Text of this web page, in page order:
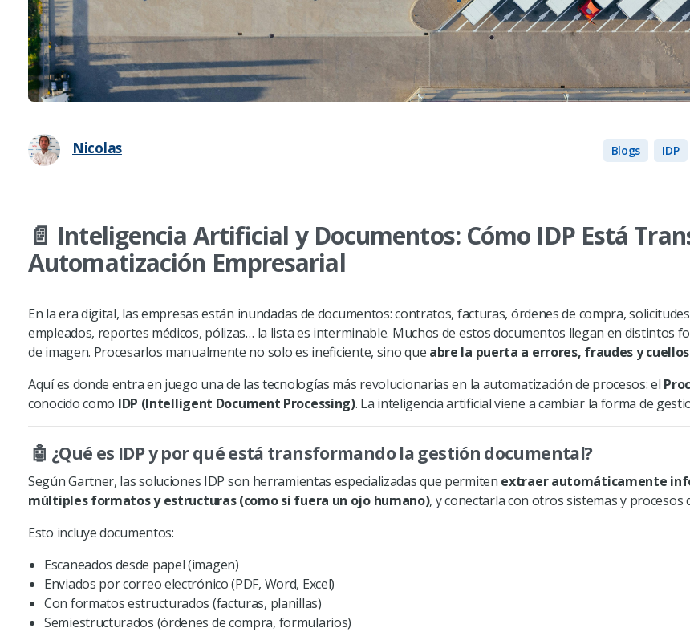
Nicolas Blogs IDP
📄 Inteligencia Artificial y Documentos: Cómo IDPEstá
Automatización Empresarial
En la era digital, las empresas están inundadas de documentos: contratos, facturas, órdenes de compra,
empleados, reportes médicos, pólizas… la lista es interminable. Muchos de estos documentos llegan en distintos
de imagen. Procesarlos manualmente no solo es ineficiente, sino que abre la puerta a errores, fraudes y
Aquí es donde entra en juego una de las tecnologías más revolucionarias en la automatización de procesos: el
conocido como IDP (Intelligent Document Processing). La inteligencia artificial viene a cambiar la forma de
🤖 ¿Qué es IDPy por qué está transformando la gestión documental?
Según Gartner, las soluciones IDP son herramientas especializadas que permiten extraer automáticamente
múltiples formatos y estructuras (como si fuera un ojo humano), y conectarla con otros sistemas y procesos
Esto incluye documentos:
Escaneados desde papel (imagen)
Enviados por correo electrónico (PDF, Word, Excel)
Con formatos estructurados (facturas, planillas)
Semiestructurados (órdenes de compra, formularios)